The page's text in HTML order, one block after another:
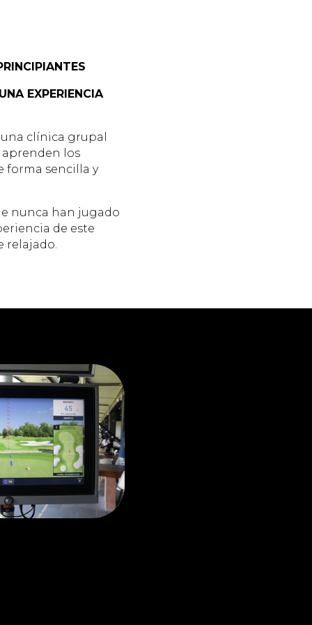
EXPERIENCIA
clínica grupal
los
forma sencilla y
nunca han jugado
de este
relajado.